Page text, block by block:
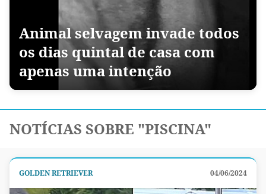
Animal selvagem invade todos
os dias quintal de casa com
apenas uma intenção
NOTÍCIAS SOBRE "PISCINA"
GOLDEN RETRIEVER 04/06/2024